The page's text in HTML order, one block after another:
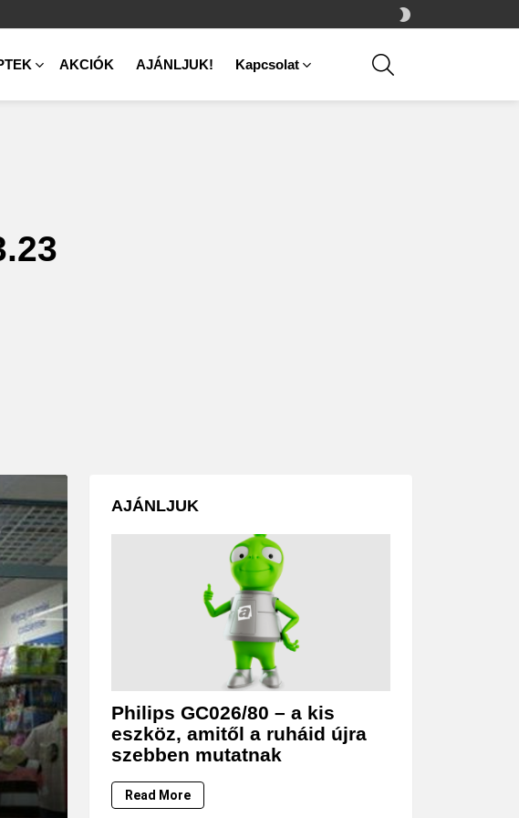
SKIN
AKCIÓK AJÁNLJUK! Kapcsolat
AJÁNLJUK
Philips GC026/80 – a kis
eszköz, amitől a ruháid újra
szebben mutatnak
Read More